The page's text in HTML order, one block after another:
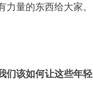
量的东西给大家。
们该如何让这些年轻